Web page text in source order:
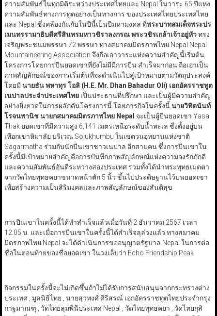
ความสัมพันธ์ในทุกมิติระหว่างประเทศไทยและ Nepal ในวาระ 65 ปีแห่ง
ความสัมพันธ์ทางการทูตอย่างเป็นทางการ ของประเทศไทยประเทศไทย
และ Nepal ซึ่งคล้องกันกับในปีนี้เป็นปีมหามงคล ที่พระบาทสมเด็จพระปร
เมนทรรามาธิบดีศรีสินทรมหาวชิราลงกรณ พระวชิรเกล้าเจ้าอยู่หัวทรง
เจริญพระชนมพรรษา 72 พรรษา ทางสมาคมมิตรภาพไทย Nepal Nepal
Mountaineering Association จึงถือเอาวาระแห่งความสำคัญนี้เริ่มต้น
โครงการโดยการปีนยอดเขาที่ยังไม่มีมีการปีน สำเร็จมาก่อน ถือเอาเป็น
ภาพสัญลักษณ์ของการเริ่มต้นที่จะดำเนินไปสู่เป้าหมายตามวัตถุประสงค์
โดยมี นายธัน พหาทุร โอลิ (H.E. Mr. Dhan Bahadur Oli) เอกอัครราชทูต
เนปาลประจำประเทศไทยเป็นประธานที่ปรึกษา และเป็นผู้มีความสำคัญ
อย่างยิ่งยวดในการผลักดันโครงการนี้ โดยภารกิจในครั้งนี้นายวิทิตนันท์
โรจนพานิช นายกสมาคมมิตรภาพไทย Nepal จะเป็นผู้ปีนยอดเขา Yasa
Thak ยอดเขาที่มีความสูง 6,141 เมตรเหนือระดับน้ำทะเล ซึ่งตั้งอยู่บน
เทือกเขาหิมาลัย บริเวณ Solukhumbu ในเขตวนอุทยานแห่งชาติ
Sagarmatha ร่วมกับนักปีนเขาชาวเนปาล อีกสามคน ซึ่งการปีนเขาใน
ครั้งนี้มีเป้าหมายสำคัญคือการบันทึกภาพสัญลักษณ์แห่งความจงรักภักดี
และความสัมพันธ์อันดีระหว่างสองประเทศ รวมทั้งได้นำพระพุทธเมตตา
จากวัดไทยพุทธคยาขนาดหน้าตัก 5 นิ้ว ขึ้นไปประดิษฐานไว้บนยอดเขา
เพื่อสร้างความเป็นสิริมงคลและภาพสัญลักษณ์ของสันติสุข
การปีนเขาในครั้งนี้ได้ทำสำเร็จแล้วเมื่อวันที่ 2 ธันวาคม 2567 เวลา
12.05 น. และเมื่อการปีนเขาในครั้งนี้ได้สำเร็จลุล่วงแล้ว ทางสมาคม
มิตรภาพไทย Nepal จะได้ดำเนินการขออนุญาตรัฐบาล Nepal ในการต่อ
ชื่อในตอนท้ายของชื่อยอดเขา ในวงเล็บว่า Echo Friendship Peak
กิจกรรมในครั้งนี้จะไม่เกิดขึ้นถ้าไม่ได้รับการสนับสนุนจากกระทรวงต่าง
ประเทศ , มูลนิธิไทย , นายสุวพงศ์ ศิริสรณ์ เอกอัครราชทูตไทยประจำกรุง
กาฐมาณฑุ , วัดไทยลุมพินีประเทศ Nepal , วัดไทยพุทธคยา , วัดไทยกุสิ